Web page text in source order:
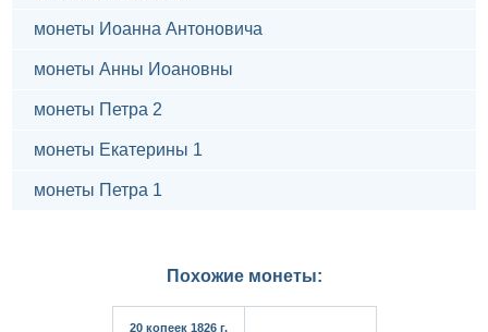
монеты Иоанна Антоновича
монеты Анны Иоановны
монеты Петра 2
монеты Екатерины 1
монеты Петра 1
Похожие монеты:
20 копеек 1826 г.